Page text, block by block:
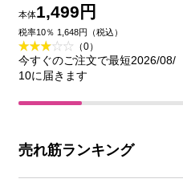
ショナー 本体 ４００
ｍＬ 花王
本体1,499円
税率10％ 1,648円（税込）
（0）
今すぐのご注文で最短2026/08/
10に届きます
売れ筋ランキング